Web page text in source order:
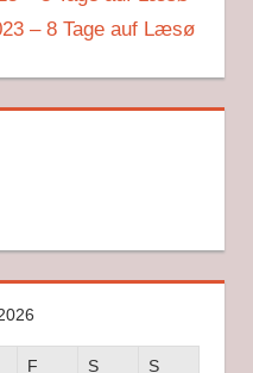
– 8 Tage auf Læsø
F S S